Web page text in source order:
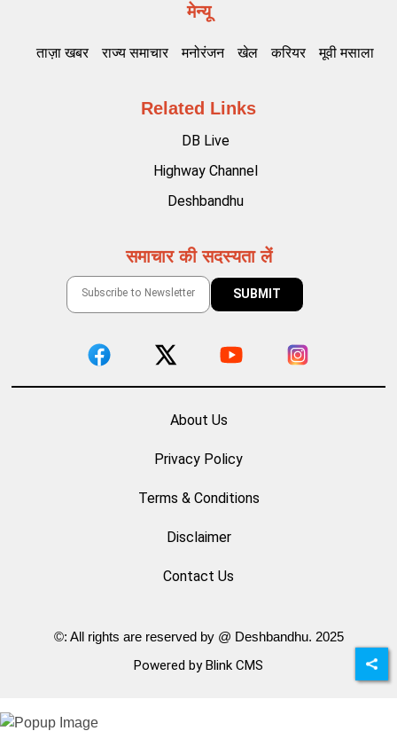
मेन्यू
ताज़ा खबर राज्य समाचार मनोरंजन खेल करियर मूवी मसाला
Related Links
DB Live
Highway Channel
Deshbandhu
समाचार की सदस्यता लें
About Us
Privacy Policy
Terms & Conditions
Disclaimer
Contact Us
©: All rights are reserved by @ Deshbandhu. 2025
Powered by Blink CMS